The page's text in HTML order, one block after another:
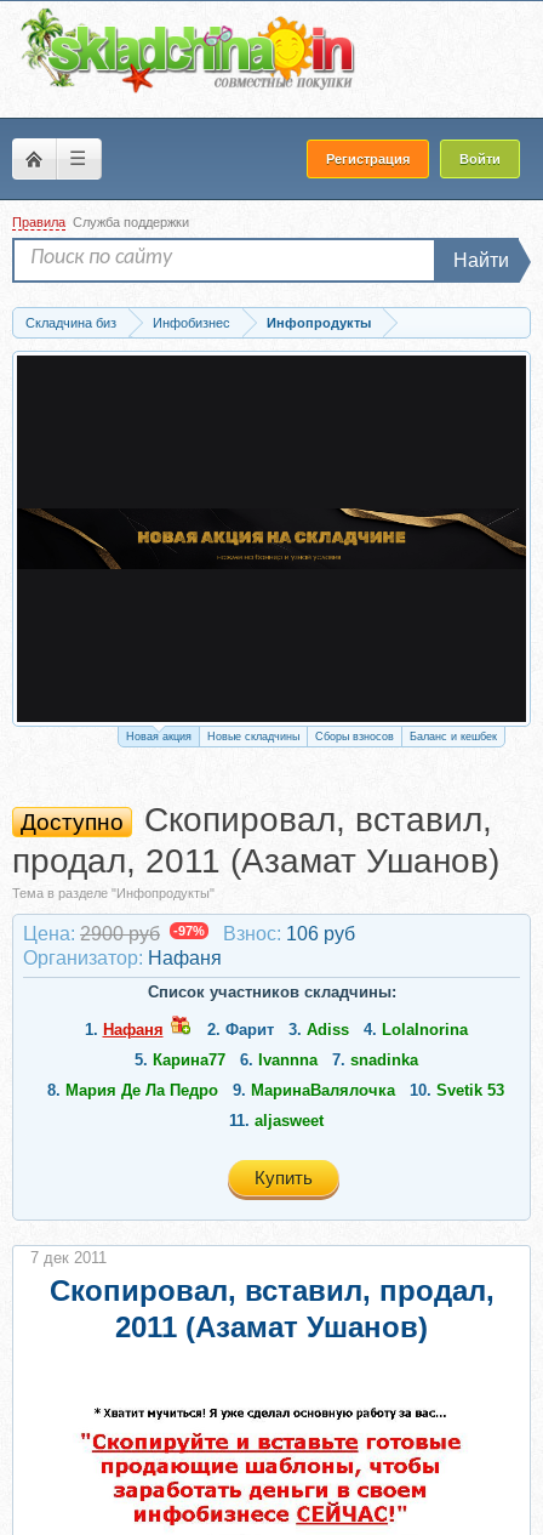
☰ Регистрация Войти
Правила Служба поддержки
Найти
Складчина биз Инфобизнес
Инфопродукты
Скачать Скопировал, вставил, продал, 2011 (Азамат Ушанов)
Новая акция Новые складчины Сборы взносов Баланс и кешбек
Доступно
Скопировал, вставил,
продал, 2011 (Азамат Ушанов)
Тема в разделе "Инфопродукты"
Цена: 2900 руб -97% Взнос: 106 руб
Организатор: Нафаня
Список участников складчины:
1. Нафаня 2. Фарит 3. Adiss 4. LolaInorina
5. Карина77 6. Ivannna 7. snadinka
8. Мария Де Ла Педро 9. МаринаВалялочка 10. Svetik 53
11. aljasweet
Купить
Скопировал, вставил, продал,
2011 (Азамат Ушанов)
7 дек 2011